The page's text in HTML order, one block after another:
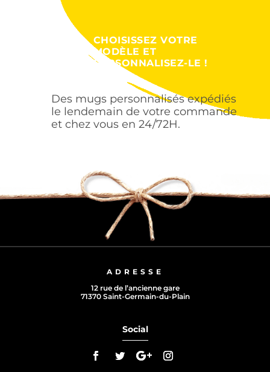
CHOISISSEZ VOTRE
MODÈLE ET
PERSONNALISEZ-LE !
Des mugs personnalisés expédiés
le lendemain de votre commande
et chez vous en 24/72H.
ADRESSE
12 rue de l’ancienne gare
71370 Saint-Germain-du-Plain
Social